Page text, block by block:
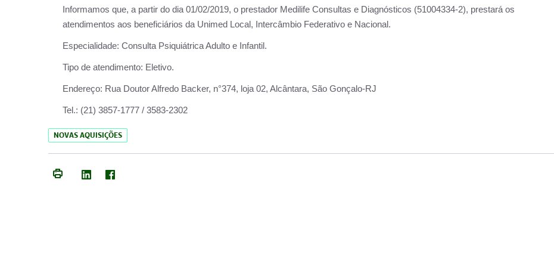
Informamos que, a partir do dia 01/02/2019, o prestador Medilife Consultas e Diagnósticos (51004334-2), prestará os
atendimentos aos beneficiários da Unimed Local, Intercâmbio Federativo e Nacional.
Especialidade: Consulta Psiquiátrica Adulto e Infantil.
Tipo de atendimento: Eletivo.
Endereço: Rua Doutor Alfredo Backer, n°374, loja 02, Alcântara, São Gonçalo-RJ
Tel.: (21) 3857-1777 / 3583-2302
NOVAS AQUISIÇÕES